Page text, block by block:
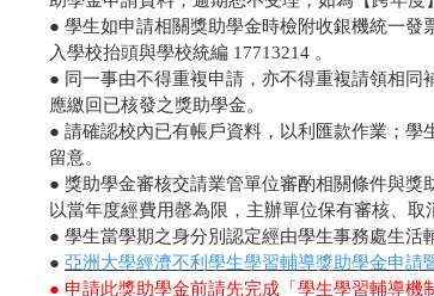
● 學生如申請相關獎助學金時檢附收銀機統一
入學校抬頭與學校統編 17713214 。
● 同一事由不得重複申請，亦不得重複請領相同
應繳回已核發之獎助學金。
● 請確認校內已有帳戶資料，以利匯款作業；
留意。
● 獎助學金審核交請業管單位審酌相關條件與
以當年度經費用罄為限，主辦單位保有審核、取
● 學生當學期之身分別認定經由學生事務處生活
● 亞洲大學經濟不利學生學習輔導獎助學金申請
● 申請此獎助學金前請先完成「學生學習輔導機